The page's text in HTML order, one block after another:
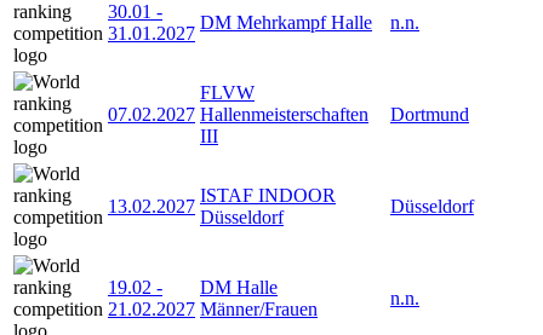
30.01 -
31.01.2027
DM Mehrkampf Halle n.n.
07.02.2027
FLVW
Hallenmeisterschaften
III
Dortmund
13.02.2027
ISTAF INDOOR
Düsseldorf
Düsseldorf
19.02 -
21.02.2027
DM Halle
Männer/Frauen
n.n.